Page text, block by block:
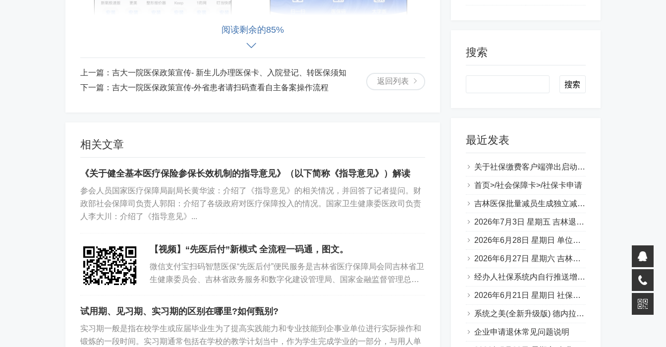
阅读剩余的85%
返回列表
上一篇： 吉大一院医保政策宣传- 新生儿办理医保卡、入院登记、转医保须知
下一篇： 吉大一院医保政策宣传-外省患者请扫码查看自主备案操作流程
相关文章
《关于健全基本医疗保险参保长效机制的指导意见》（以下简称《指导意见》）解读
参会人员国家医疗保障局副局长黄华波：介绍了《指导意见》的相关情况，并回答了记者提问。财
政部社会保障司负责人郭阳：介绍了各级政府对医疗保障投入的情况。国家卫生健康委医政司负责
人李大川：介绍了《指导意见》...
【视频】“先医后付”新模式 全流程一码通，图文。
微信支付宝扫码智慧医保“先医后付”便民服务是吉林省医疗保障局会同吉林省卫
生健康委员会、吉林省政务服务和数字化建设管理局、国家金融监督管理总局
试用期、见习期、实习期的区别在哪里?如何甄别?
实习期一般是指在校学生或应届毕业生为了提高实践能力和专业技能到企事业单位进行实际操作和
锻炼的一段时间。实习期通常包括在学校的教学计划当中，作为学生完成学业的一部分，与用人单
搜索
Search
最近发表
关于社保缴费客户端弹出启动错误提示（0xc000007b）
首页>/社会保障卡>/社保卡申请
吉林医保批量减员生成独立减员表图片
2026年7月3日 星期五 吉林退休一件事 材料说明 （转载）
2026年6月28日 星期日 单位缴费基数申报承诺书
2026年6月27日 星期六 吉林省50岁退休，啥条件？
经办人社保系统内自行推送增减员步骤
2026年6月21日 星期日 社保补缴 官方口述：
系统之美(全新升级版) 德内拉梅多斯
企业申请退休常见问题说明